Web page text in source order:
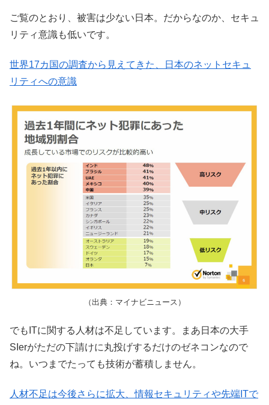
ご覧のとおり、被害は少ない日本。だからなのか、セキュ
リティ意識も低いです。
世界17カ国の調査から見えてきた、日本のネットセキュ
リティへの意識
（出典：マイナビニュース）
でもITに関する人材は不足しています。まあ日本の大手
SIerがただの下請けに丸投げするだけのゼネコンなので
ね。いつまでたっても技術が蓄積しません。
人材不足は今後さらに拡大、情報セキュリティや先端ITで